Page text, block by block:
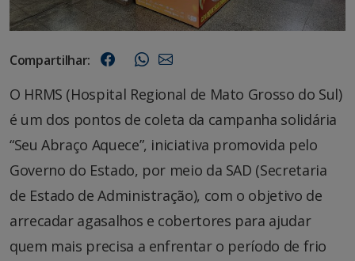
Compartilhar:
O HRMS (Hospital Regional de Mato Grosso do Sul)
é um dos pontos de coleta da campanha solidária
“Seu Abraço Aquece”, iniciativa promovida pelo
Governo do Estado, por meio da SAD (Secretaria
de Estado de Administração), com o objetivo de
arrecadar agasalhos e cobertores para ajudar
quem mais precisa a enfrentar o período de frio